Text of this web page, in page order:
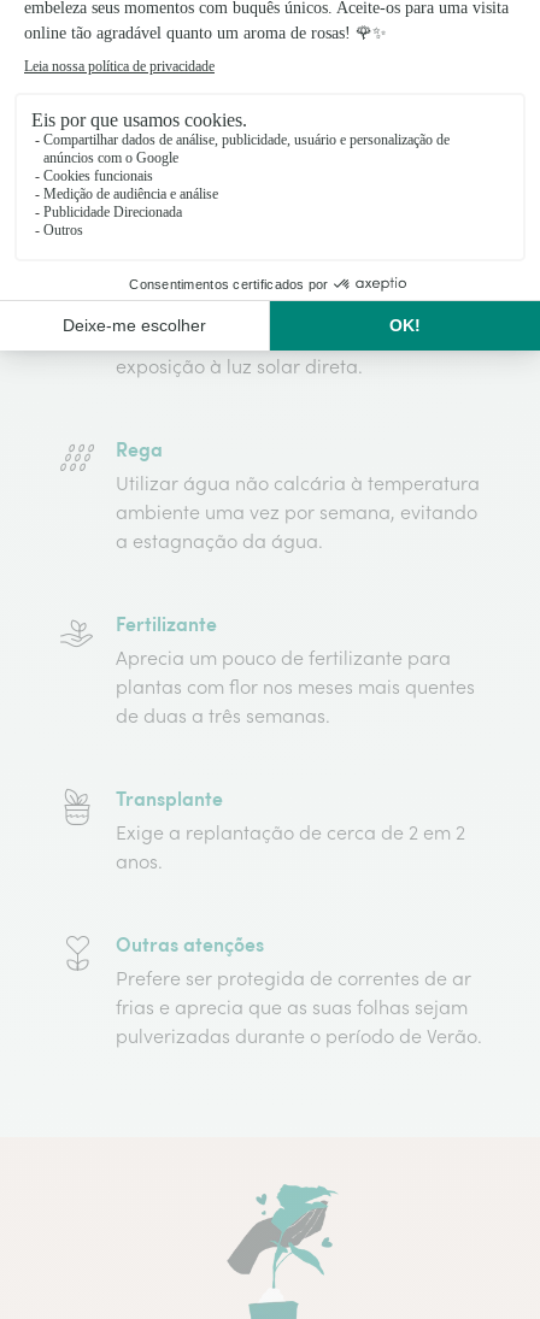
Cuida de mim
Luminosidade
Prefere um local luminoso mas não a
exposição à luz solar direta.
Rega
Utilizar água não calcária à temperatura
ambiente uma vez por semana, evitando
a estagnação da água.
Fertilizante
Aprecia um pouco de fertilizante para
plantas com flor nos meses mais quentes
de duas a três semanas.
Transplante
Exige a replantação de cerca de 2 em 2
anos.
Outras atenções
Prefere ser protegida de correntes de ar
frias e aprecia que as suas folhas sejam
pulverizadas durante o período de Verão.